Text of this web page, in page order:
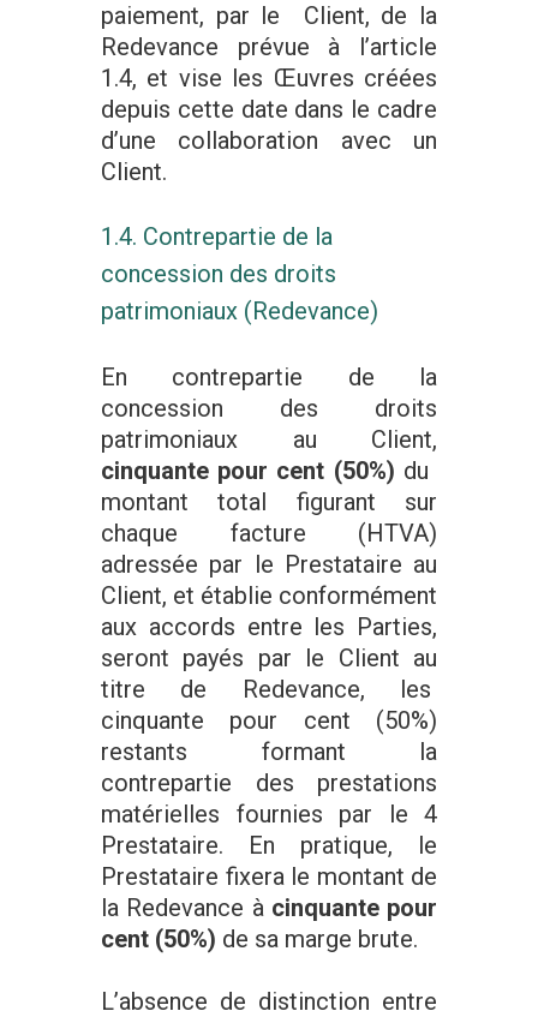
paiement, par le Client, de la
Redevance prévue à l’article
1.4, et vise les Œuvres créées
depuis cette date dans le cadre
d’une collaboration avec un
Client.
1.4. Contrepartie de la
concession des droits
patrimoniaux (Redevance)
En contrepartie de la
concession des droits
patrimoniaux au Client,
cinquante pour cent (50%) du
montant total figurant sur
chaque facture (HTVA)
adressée par le Prestataire au
Client, et établie conformément
aux accords entre les Parties,
seront payés par le Client au
titre de Redevance, les
cinquante pour cent (50%)
restants formant la
contrepartie des prestations
matérielles fournies par le 4
Prestataire. En pratique, le
Prestataire fixera le montant de
la Redevance à cinquante pour
cent (50%) de sa marge brute.
L’absence de distinction entre